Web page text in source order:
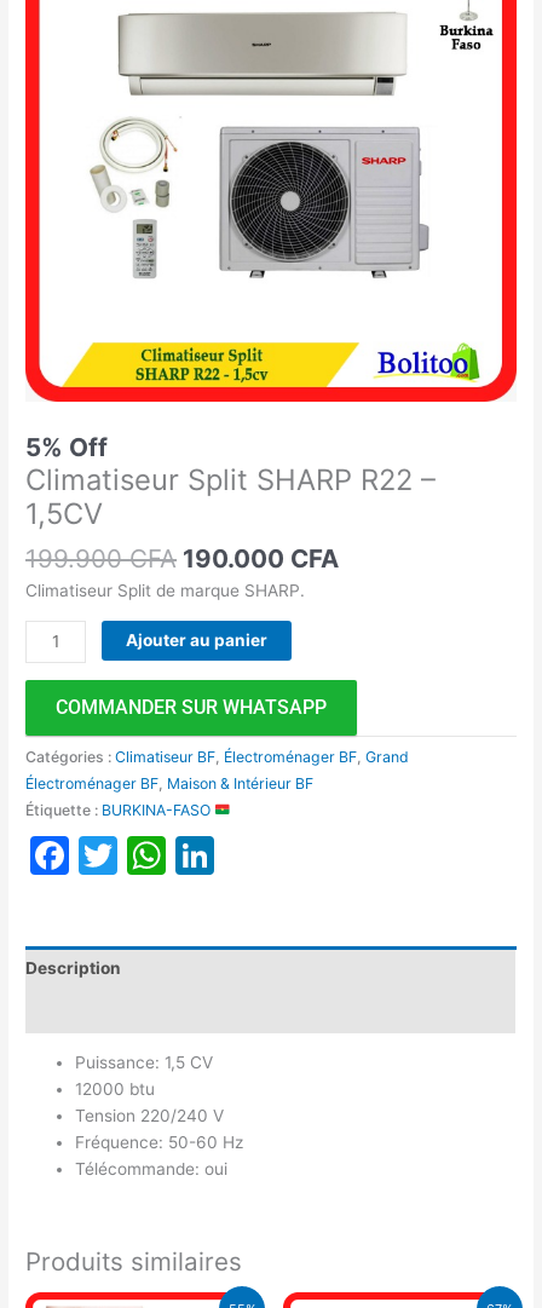
5% Off
Climatiseur Split SHARP R22 –
1,5CV
199.900CFA 190.000 CFA
190.000 CFA.
Climatiseur Split de marque SHARP.
Ajouter au panier
COMMANDER SUR WHATSAPP
Catégories :Climatiseur BF Électroménager BF ,Grand
Électroménager BF Maison & Intérieur BF
Étiquette : BURKINA-FASO
Facebook
TwitterWhatsApp
Description
Puissance: 1,5 CV
12000 btu
Tension 220/240 V
Fréquence: 50-60 Hz
Télécommande: oui
Produits similaires
Le
Le
Le
Le